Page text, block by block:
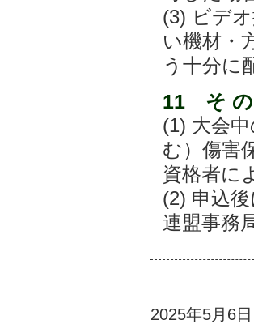
(3) ビデ
い機材・
う十分に
11 そ の
(1) 大会
む）傷害
資格者に
(2) 申込
連盟事務
2025年5月6日